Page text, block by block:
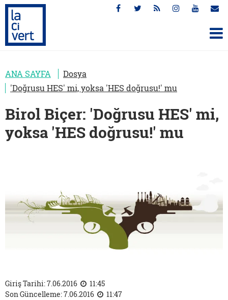
ANA SAYFA
Dosya
'Doğrusu HES' mi, yoksa 'HES doğrusu!' mu
Birol Biçer: 'Doğrusu HES' mi,
yoksa 'HES doğrusu!' mu
Giriş Tarihi: 7.06.2016
11:45
Son Güncelleme: 7.06.2016
11:47